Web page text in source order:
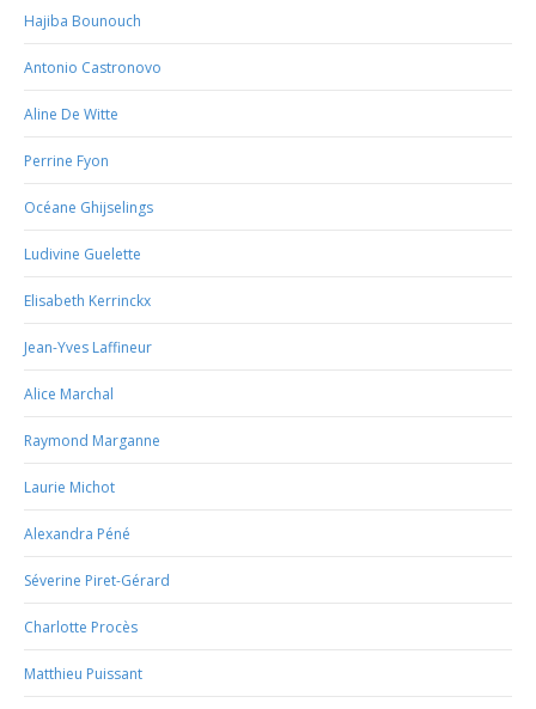
Hajiba Bounouch
Antonio Castronovo
Aline De Witte
Perrine Fyon
Océane Ghijselings
Ludivine Guelette
Elisabeth Kerrinckx
Jean-Yves Laffineur
Alice Marchal
Raymond Marganne
Laurie Michot
Alexandra Péné
Séverine Piret-Gérard
Charlotte Procès
Matthieu Puissant